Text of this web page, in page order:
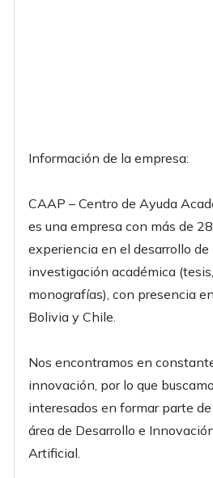
Información de la empresa:
CAAP – Centro de Ayuda
es una empresa con más de
experiencia en el desarrollo
investigación académica
monografías), con presencia
Bolivia y Chile.
Nos encontramos en
innovación, por lo que
interesados en formar parte
área de Desarrollo e
Artificial.